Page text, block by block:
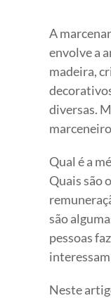
A
envolve a
madeira,
diversas.
Qual é a
Quais são
são
pessoas
Neste